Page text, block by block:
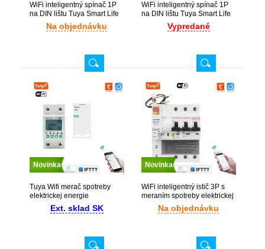
WiFi inteligentný spínač 1P
na DIN lištu Tuya Smart Life
Na objednávku
WiFi inteligentný spínač 1P
na DIN lištu Tuya Smart Life
app meračom spotreby
Vypredané
Novinka
Tuya Wifi merač spotreby
elektrickej energie
ElektromerExt. sklad SK
Novinka
WiFi inteligentný istič 3P s
meraním spotreby elektrickej
energie Tuya Smart
Na objednávku